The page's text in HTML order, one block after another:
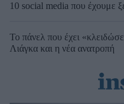
10 social media που έχουμε
Το πάνελ που έχει
Λιάγκα και η νέα ανατροπή